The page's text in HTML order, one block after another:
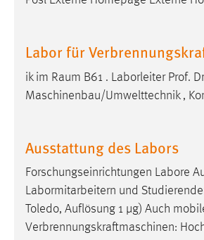
Labor für
ik im Raum B61 . Laborleiter Prof.
Maschinenbau/Umwelttechnik ,
Ausstattung des Labors
Forschungseinrichtungen Labore
Labormitarbeitern und
Toledo, Auflösung 1 µg) Auch
Verbrennungskraftmaschinen:
5e9dbeb1811c0446
Zweck:
Wird benötigt um
nutzen zu können.
Sitzungslaufzeit,
Login
Name: fe_user, be_user,